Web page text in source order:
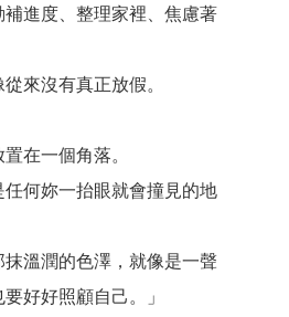
進度、整理家裡、焦慮著
來沒有真正放假。
在一個角落。
何妳一抬眼就會撞見的地
溫潤的色澤，就像是一聲
好好照顧自己。」